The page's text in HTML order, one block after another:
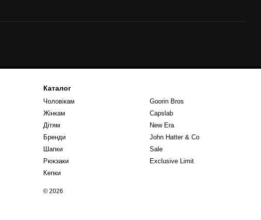
Каталог
Чоловікам
Жінкам
Дітям
Бренди
Шапки
Рюкзаки
Кепки
Goorin Bros
Capslab
New Era
John Hatter & Co
Sale
Exclusive Limit
© 2026